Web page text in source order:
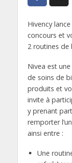
Hivency
concours et
2 routines de
Nivea est
de soins de
produits et
invite à
y prenant
remporter
ainsi entre :
Une